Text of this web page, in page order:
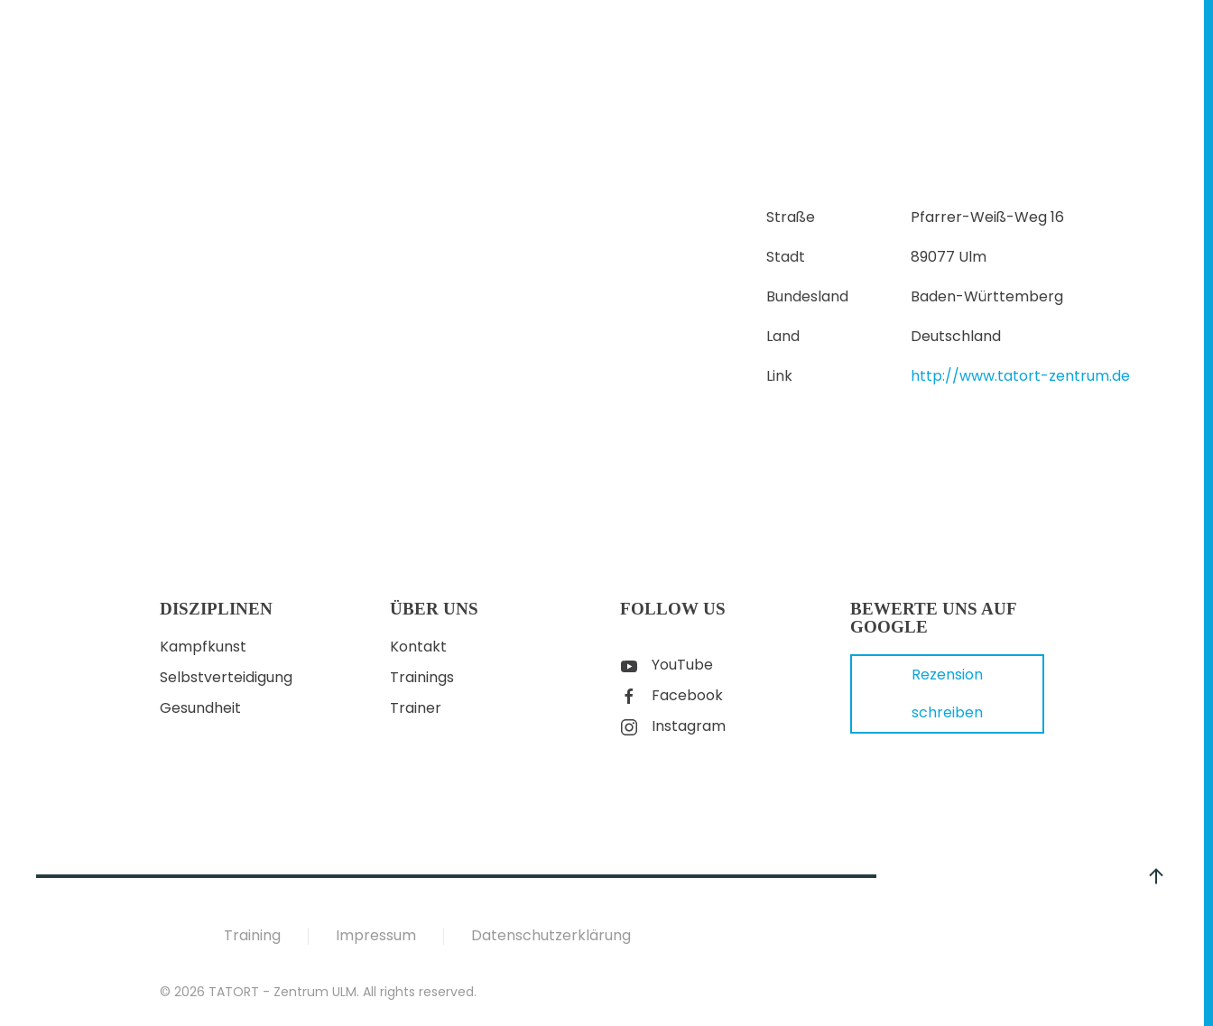
Straße
Pfarrer-Weiß-Weg 16
Stadt
89077 Ulm
Bundesland
Baden-Württemberg
Land
Deutschland
Link
http://www.tatort-zentrum.de
DISZIPLINEN
Kampfkunst
Selbstverteidigung
Gesundheit
ÜBER UNS
Kontakt
Trainings
Trainer
FOLLOW US
YouTube
Facebook
Instagram
BEWERTE UNS AUF
GOOGLE
Rezension
schreiben
Training Impressum Datenschutzerklärung
© 2026 TATORT - Zentrum ULM. All rights reserved.